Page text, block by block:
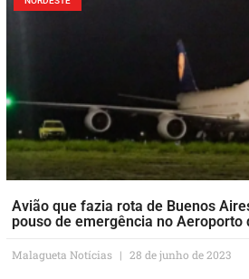
Avião que fazia rota de Buenos
pouso de emergência no Aeroporto
Malagueta Notícias 28 de junho de 2023